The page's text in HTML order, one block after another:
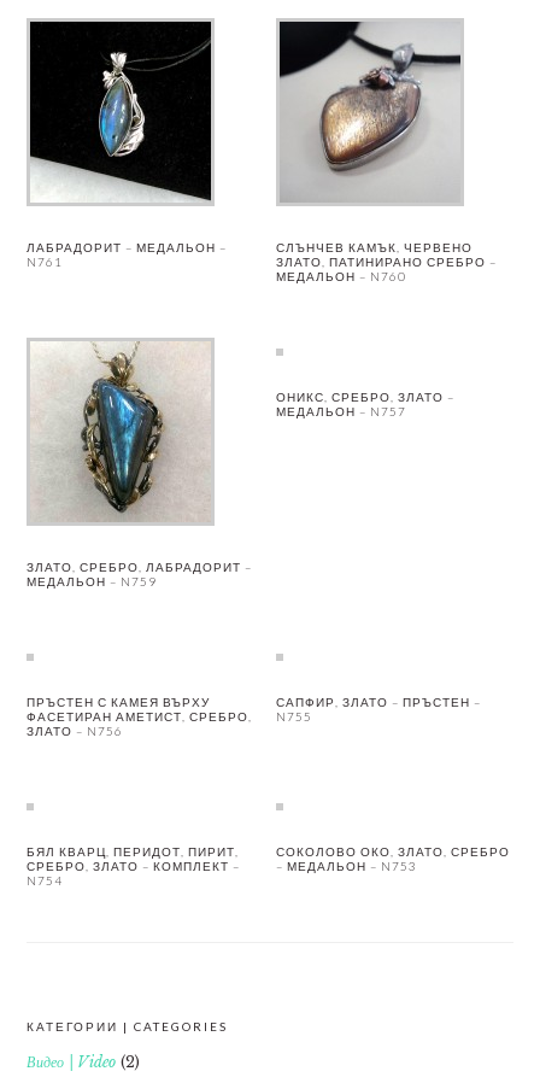
ЛАБРАДОРИТ – МЕДАЛЬОН –
N761
СЛЪНЧЕВ КАМЪК, ЧЕРВЕНО
ЗЛАТО, ПАТИНИРАНО СРЕБРО –
МЕДАЛЬОН – N760
ЗЛАТО, СРЕБРО, ЛАБРАДОРИТ –
МЕДАЛЬОН – N759
ОНИКС, СРЕБРО, ЗЛАТО –
МЕДАЛЬОН – N757
ПРЪСТЕН С КАМЕЯ ВЪРХУ
ФАСЕТИРАН АМЕТИСТ, СРЕБРО,
ЗЛАТО – N756
САПФИР, ЗЛАТО – ПРЪСТЕН –
N755
БЯЛ КВАРЦ, ПЕРИДОТ, ПИРИТ,
СРЕБРО, ЗЛАТО – КОМПЛЕКТ –
N754
СОКОЛОВО ОКО, ЗЛАТО, СРЕБРО
– МЕДАЛЬОН – N753
FOOTER
КАТЕГОРИИ | CATEGORIES
Видео | Video (2)